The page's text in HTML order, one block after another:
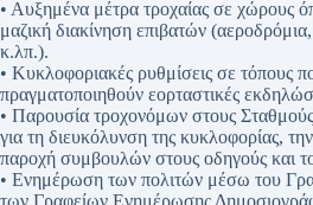
• Αυξημένα μέτρα τροχαίας σε χώρους
μαζική διακίνηση επιβατών
κ.λπ.).
• Κυκλοφοριακές ρυθμίσεις σε τόπους
πραγματοποιηθούν εορταστικές
• Παρουσία τροχονόμων στους
για τη διευκόλυνση της κυκλοφορίας,
παροχή συμβουλών στους οδηγούς και
• Ενημέρωση των πολιτών μέσω του
των Γραφείων Ενημέρωσης